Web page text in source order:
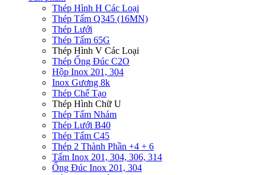
Thép Hình H Các Loại
Thép Tấm Q345 (16MN)
Thép Lưới
Thép Tấm 65G
Thép Hình V Các Loại
Thép Ống Đúc C2O
Hộp Inox 201, 304
Inox Gương 8k
Thép Chế Tạo
Thép Hình Chữ U
Thép Tấm Nhám
Thép Lưới B40
Thép Tấm C45
Thép 2 Thành Phần +4 + 6
Tấm Inox 201, 304, 306, 314
Ống Đúc Inox 201, 304